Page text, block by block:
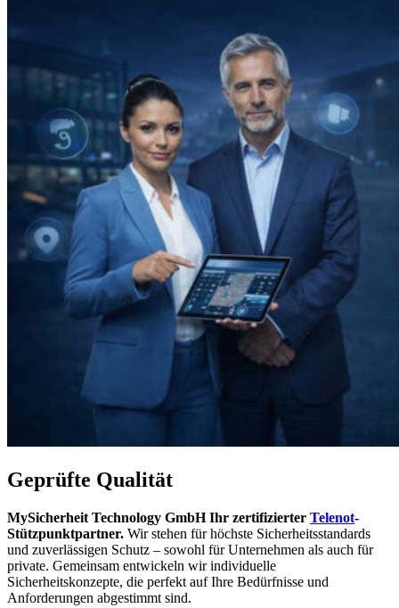
Geprüfte Qualität
MySicherheit Technology GmbH Ihr zertifizierter Telenot-
Stützpunktpartner. Wir stehen für höchste Sicherheitsstandards
und zuverlässigen Schutz – sowohl für Unternehmen als auch für
private. Gemeinsam entwickeln wir individuelle
Sicherheitskonzepte, die perfekt auf Ihre Bedürfnisse und
Anforderungen abgestimmt sind.